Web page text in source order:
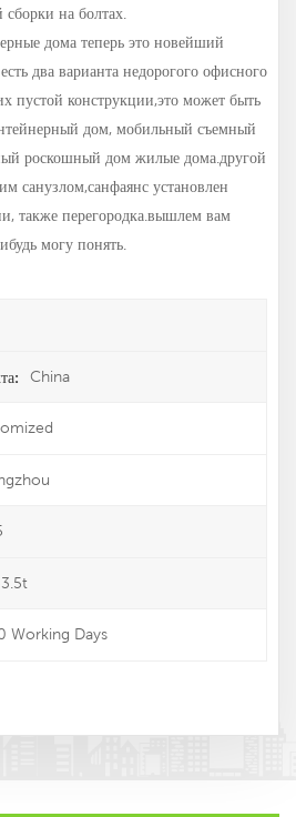
на болтах.
дома теперь это новейший
два варианта недорогого офисного
пустой конструкции,это может быть
дом, мобильный съемный
роскошный дом жилые дома.другой
санузлом,санфаянс установлен
также перегородка.вышлем вам
могу понять.
China
Working Days